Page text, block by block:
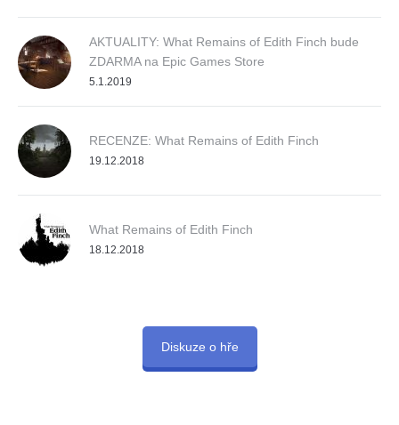
AKTUALITY: What Remains of Edith Finch bude
ZDARMA na Epic Games Store
5.1.2019
RECENZE: What Remains of Edith Finch
19.12.2018
What Remains of Edith Finch
18.12.2018
Diskuze o hře